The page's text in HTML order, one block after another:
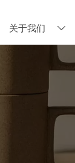
关于我们 